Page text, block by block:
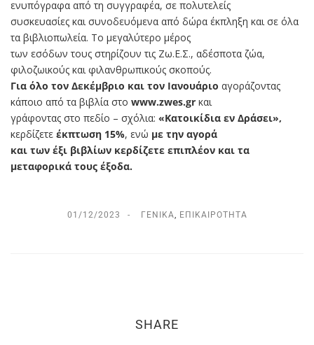
ενυπόγραφα από τη συγγραφέα, σε πολυτελείς
συσκευασίες και συνοδευόμενα από δώρα έκπληξη και σε όλα
τα βιβλιοπωλεία. Το μεγαλύτερο μέρος
των εσόδων τους στηρίζουν τις Ζω.Ε.Σ., αδέσποτα ζώα,
φιλοζωικούς και φιλανθρωπικούς σκοπούς.
Για όλο τον Δεκέμβριο και τον Ιανουάριο αγοράζοντας
κάποιο από τα βιβλία στο www.zwes.gr και
γράφοντας στο πεδίο – σχόλια: «Κατοικίδια εν Δράσει»,
κερδίζετε έκπτωση 15%, ενώ με την αγορά
και των έξι βιβλίων κερδίζετε επιπλέον και τα
μεταφορικά τους έξοδα.
01/12/2023 ΓΕΝΙΚΆ, ΕΠΙΚΑΙΡΌΤΗΤΑ
SHARE